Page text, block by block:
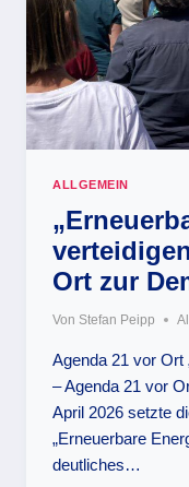
ALLGEMEIN
Ort zur
Von Stefan Peipp
Agenda 21 vor Ort
– Agenda 21 vor
April 2026 setzte
„Erneuerbare
deutliches…